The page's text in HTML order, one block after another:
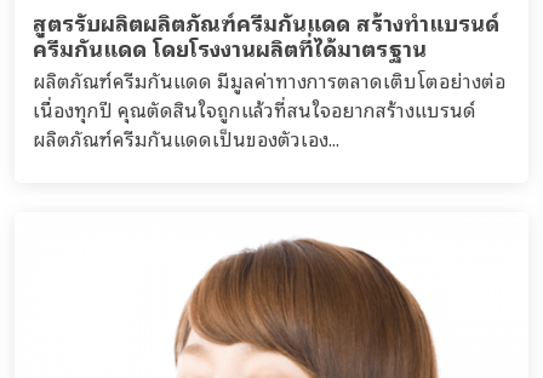
สูตรรับผลิตผลิตภัณฑ์ครีมกันแดด สร้างทำแบรนด์
ครีมกันแดด โดยโรงงานผลิตที่ได้มาตรฐาน
ผลิตภัณฑ์ครีมกันแดด มีมูลค่าทางการตลาดเติบโตอย่างต่อ
เนื่องทุกปี คุณตัดสินใจถูกแล้วที่สนใจอยากสร้างแบรนด์
ผลิตภัณฑ์ครีมกันแดดเป็นของตัวเอง...